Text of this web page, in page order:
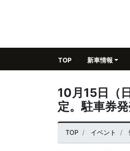
TOP 新車情報
10月15日（
定。駐車券
TOP イベント